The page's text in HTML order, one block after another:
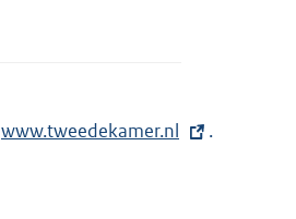
E
www.tweedekamer.nl .